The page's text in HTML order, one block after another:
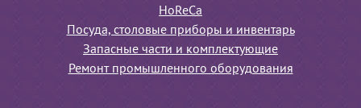
HoReCa
Посуда, столовые приборы и инвентарь
Запасные части и комплектующие
Ремонт промышленного оборудования